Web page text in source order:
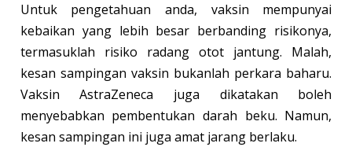
Untuk pengetahuan anda, vaksin mempunyai
kebaikan yang lebih besar berbanding risikonya,
termasuklah risiko radang otot jantung. Malah,
kesan sampingan vaksin bukanlah perkara baharu.
Vaksin AstraZeneca juga dikatakan boleh
menyebabkan pembentukan darah beku. Namun,
kesan sampingan ini juga amat jarang berlaku.